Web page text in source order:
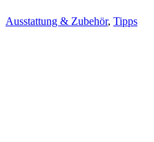
Ausstattung & Zubehör, Tipps